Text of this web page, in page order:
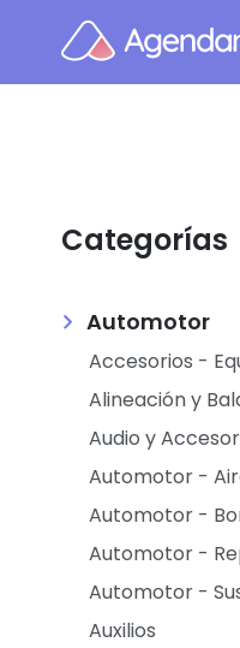
Categorías
Automotor
Accesorios -
Alineación y
Audio y
Automotor -
Automotor -
Automotor -
Automotor -
Auxilios